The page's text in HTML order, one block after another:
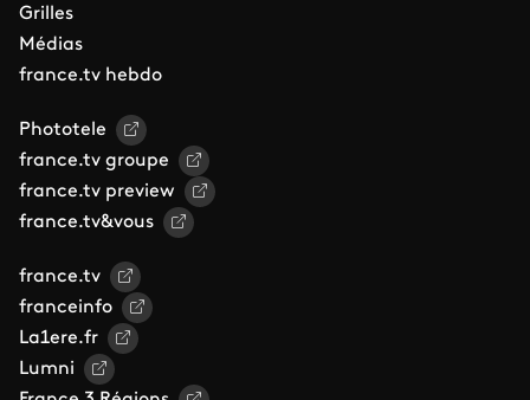
Grilles
Médias
france.tv hebdo
Phototele
france.tv groupe
france.tv preview
france.tv&vous
france.tv
franceinfo
La1ere.fr
Lumni